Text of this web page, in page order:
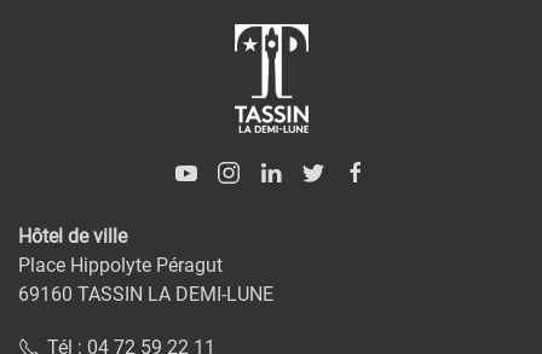
Hôtel de ville
Place Hippolyte Péragut
69160 TASSIN LA DEMI-LUNE
Tél : 04 72 59 22 11